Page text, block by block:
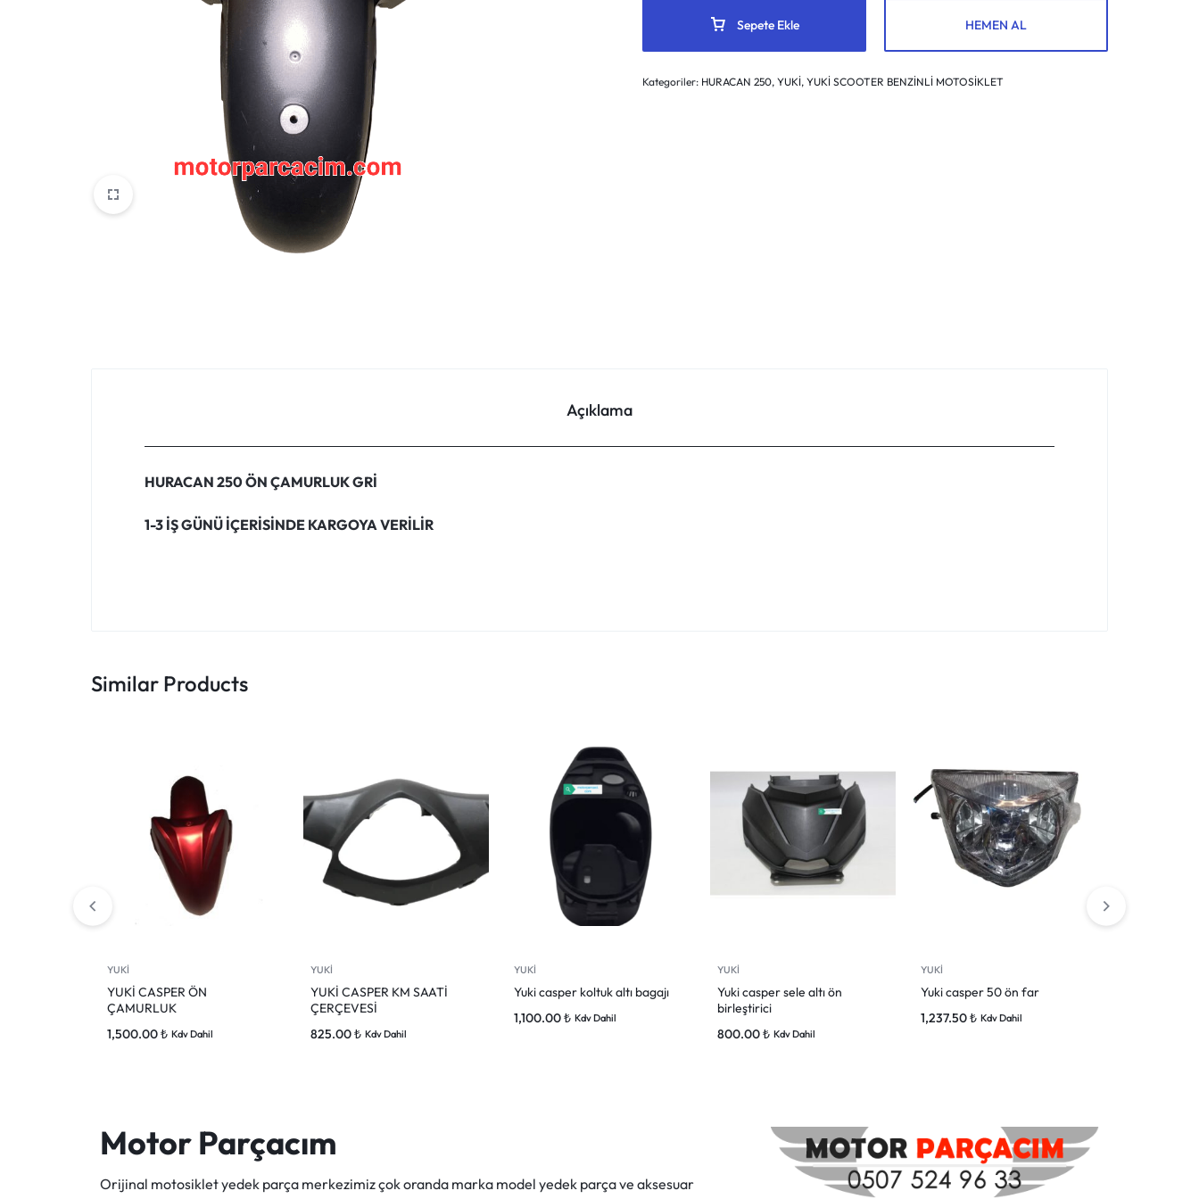
Sepete Ekle HEMEN AL
Kategoriler: HURACAN 250,YUKİ,YUKİ SCOOTER BENZİNLİ MOTOSİKLET
Açıklama
HURACAN 250 ÖN ÇAMURLUK GRİ
1-3 İŞ GÜNÜ İÇERİSİNDE KARGOYA VERİLİR
Similar Products
YUKİ
YUKİ CASPER ÖN
ÇAMURLUK
1,500.00₺ Kdv Dahil
YUKİ
YUKİ CASPER KM SAATİ
ÇERÇEVESİ
825.00₺ Kdv Dahil
YUKİ
Yuki casper koltuk altı bagajı
1,100.00₺ Kdv Dahil
YUKİ
Yuki casper sele altı ön
birleştirici
800.00₺ Kdv Dahil
YUKİ
Yuki casper 50 ön far
1,237.50₺ Kdv Dahil
Motor Parçacım
Orijinal motosiklet yedek parça merkezimiz çok oranda marka model yedek parça ve aksesuar